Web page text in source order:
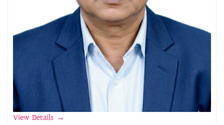
View Details →